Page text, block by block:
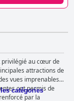
privilégié au cœur de
attractions de
vues imprenables
ont permis de
par la
catégories